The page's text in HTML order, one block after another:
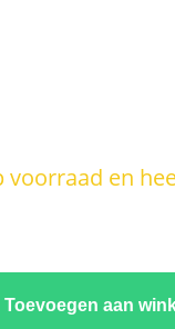
en
Toevoegen aan